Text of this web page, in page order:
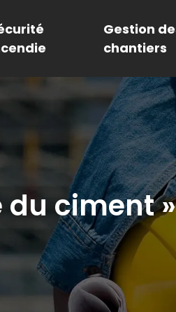
Gestion
chantiers
ciment